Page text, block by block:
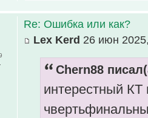
Re: Ошибка или как?
Lex Kerd 26 июн
Chern88
интерестный КТ